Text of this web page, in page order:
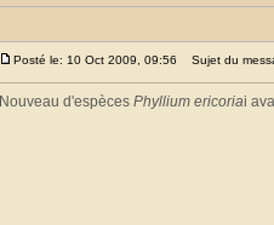
Posté le: 10 Oct 2009, 09:56 Sujet du
Nouveau d'espèces Phyllium ericoriai